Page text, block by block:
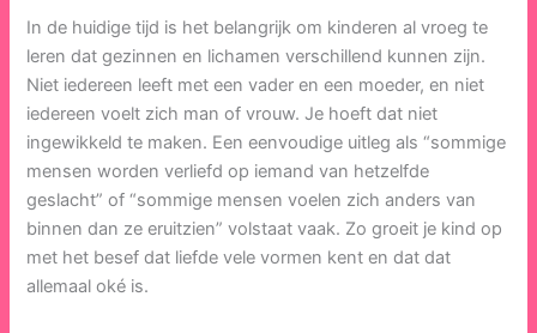
In de huidige tijd is het belangrijk om kinderen al vroeg te
leren dat gezinnen en lichamen verschillend kunnen zijn.
Niet iedereen leeft met een vader en een moeder, en niet
iedereen voelt zich man of vrouw. Je hoeft dat niet
ingewikkeld te maken. Een eenvoudige uitleg als “sommige
mensen worden verliefd op iemand van hetzelfde
geslacht” of “sommige mensen voelen zich anders van
binnen dan ze eruitzien” volstaat vaak. Zo groeit je kind op
met het besef dat liefde vele vormen kent en dat dat
allemaal oké is.